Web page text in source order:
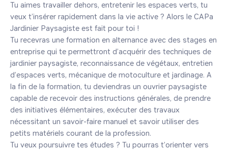
Tu aimes travailler dehors, entretenir les espaces verts, tu
veux t’insérer rapidement dans la vie active ? Alors le CAPa
Jardinier Paysagiste est fait pour toi !
Tu recevras une formation en alternance avec des stages en
entreprise qui te permettront d’acquérir des techniques de
jardinier paysagiste, reconnaissance de végétaux, entretien
d’espaces verts, mécanique de motoculture et jardinage. A
la fin de la formation, tu deviendras un ouvrier paysagiste
capable de recevoir des instructions générales, de prendre
des initiatives élémentaires, exécuter des travaux
nécessitant un savoir-faire manuel et savoir utiliser des
petits matériels courant de la profession.
Tu veux poursuivre tes études ? Tu pourras t’orienter vers